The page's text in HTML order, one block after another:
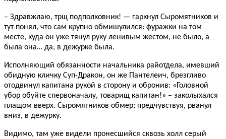
– Здравжлаю, трщ подполковник! — гаркнул Сыромятников и
тут понял, что сам крупно обмишулился: фуражки на том
месте, куда он уже тянул руку ленивым жестом, не было, а
была она… да, в дежурке была.
Исполняющий обязанности начальника райотдела, имевший
обидную кличку Суп-Дракон, он же Пантелеич, брезгливо
отодвинул капитана рукой в сторону и обронив: «Головной
убор обуйте спервоначалу, товарищ капитан!» – заколыхался
плащом вверх. Сыромятников обмер; предчувствуя, рванул
вниз, в дежурку.
Видимо, там уже видели пронесшийся сквозь холл серый